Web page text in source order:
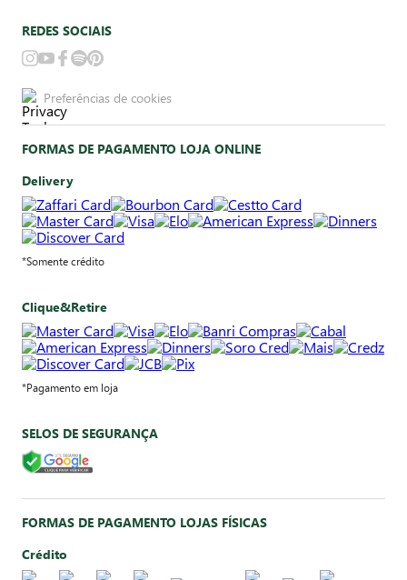
REDES SOCIAIS
Preferências de cookies
FORMAS DE PAGAMENTO LOJA ONLINE
Delivery
*Somente crédito
Clique&Retire
*Pagamento em loja
SELOS DE SEGURANÇA
FORMAS DE PAGAMENTO LOJAS FÍSICAS
Crédito